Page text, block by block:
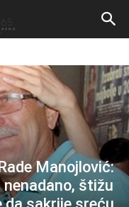
Manojlović:
štižu